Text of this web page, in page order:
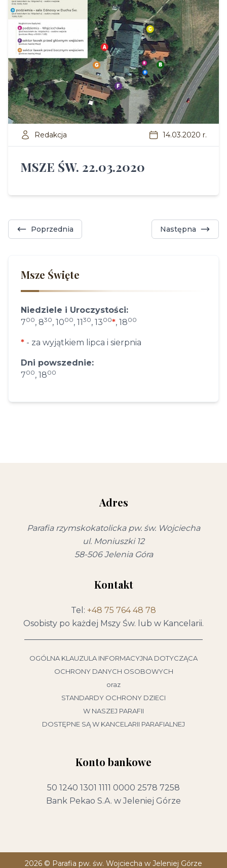
Redakcja 14.03.2020 r.
MSZE ŚW. 22.03.2020
Poprzednia Następna
Msze Święte
Niedziele i Uroczystości:
700, 830, 1000, 11 30, 1300*, 1800
* - za wyjątkiem lipca i sierpnia
Dni powszednie:
700, 1800
Adres
Parafia rzymskokatolicka pw. św. Wojciecha
ul. Moniuszki 12
58-506 Jelenia Góra
Kontakt
Tel: +48 75 764 48 78
Osobisty po każdej Mszy Św. lub w Kancelarii.
OGÓLNA KLAUZULA INFORMACYJNA DOTYCZĄCA
OCHRONY DANYCH OSOBOWYCH
oraz
STANDARDY OCHRONY DZIECI
W NASZEJ PARAFII
DOSTĘPNE SĄ W KANCELARII PARAFIALNEJ
Konto bankowe
50 1240 1301 1111 0000 2578 7258
Bank Pekao S.A. w Jeleniej Górze
2026 © Parafia pw. św. Wojciecha w Jeleniej Górze